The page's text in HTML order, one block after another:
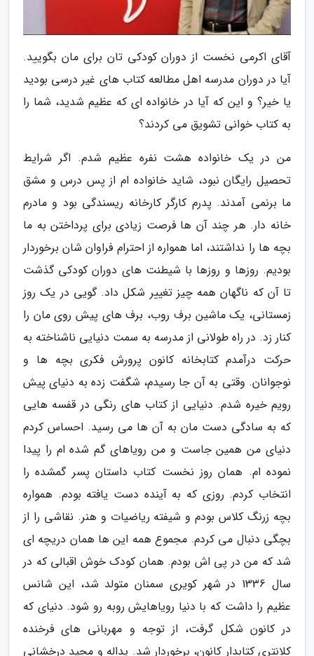
آقای اکرمی نخست از دوران کودکی تان برای مان بگویید.
آیا در دوران مدرسه اهل مطالعه کتاب های غیر درسی بودید
یا خیر؟ و این که آیا در خانواده ای که عظیم شدید، شما را
به کتاب خوانی تشویق می کردند؟
من در یک خانواده هشت نفره عظیم شدم. اگر شرایط
تحصیل رایگان نبود، شاید خانواده ام از پس درس و مشق
ما برنمی آمدند. پدرم کارگر کارخانه ریسندگی بود و مادرم
خانه دار. هر چند آن ها فرصت زیادی برای پرداختن به ما
بچه ها را نداشتند، اما همواره از احترام فراوان شان برخوردار
بودیم. روزها و روزها با شیطنت های دوران کودکی گذشت
تا آن که ناگهان همه چیز تغییر شکل داد. گویی در یک روز
زمستانی، یک ماشین برف روب، برف های پیش روی مان را
کنار زد. در راه طولانی از مدرسه به سمت دنیایی ناشناخته به
حرکت درآمدم کتابخانه کانون پرورش فکری بچه ها و
نوجوانان. وقتی به آن جا رسیدم، شگفت زده به دنیای پیش
رویم خیره شدم. دنیایی از کتاب های رنگی در قفسه هایی
که به سادگی دست مان به آن ها می رسید. احساس کردم
دنیای من همین جاست و من رویاهای گم شده ام را پیدا
نموده ام. همان روز نخست کتاب داستان پسر گمشده را
انتخاب کردم. روزی که به آینده دست یافته بودم. همواره
بچه زرنگ کلاس بودم و شیفته ریاضیات و هنر. نقاشی را از
بچگی دنبال می کردم. مجموع همه این ها همان دریچه ای
شد که من در پی اش بودم. همان کودک خوش اقبالی که در
سال 1336 در شهر کویری سمنان متولد شد، این شانس
عظیم را داشت که با دنیا رویاهایش روبه رو شود. دنیای که
در کانون شکل گرفت، از توجه و مهربانی های فرخنده
کلانتری کتابدار کانون، برخوردار شد. یداله و مجید درخشانی